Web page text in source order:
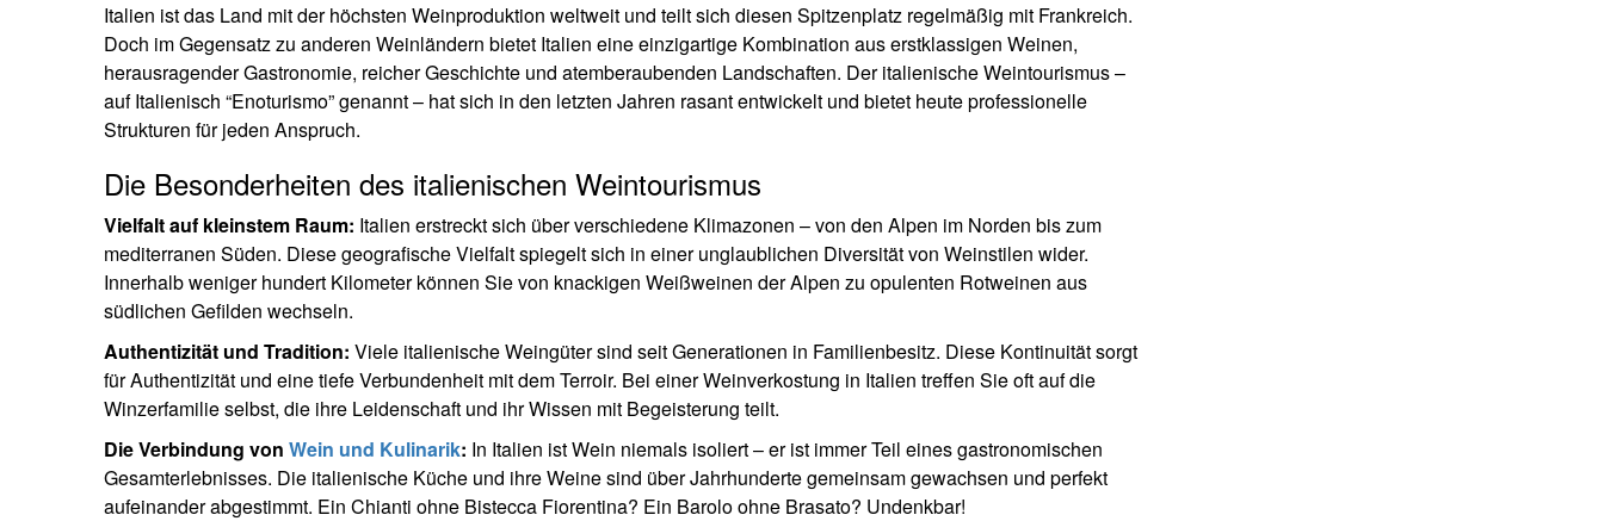
Italien ist das Land mit der höchsten Weinproduktion weltweit und teilt sich diesen Spitzenplatz regelmäßig mit Frankreich.
Doch im Gegensatz zu anderen Weinländern bietet Italien eine einzigartige Kombination aus erstklassigen Weinen,
herausragender Gastronomie, reicher Geschichte und atemberaubenden Landschaften. Der italienische Weintourismus –
auf Italienisch “Enoturismo” genannt – hat sich in den letzten Jahren rasant entwickelt und bietet heute professionelle
Strukturen für jeden Anspruch.
Die Besonderheiten des italienischen Weintourismus
Vielfalt auf kleinstem Raum: Italien erstreckt sich über verschiedene Klimazonen – von den Alpen im Norden bis zum
mediterranen Süden. Diese geografische Vielfalt spiegelt sich in einer unglaublichen Diversität von Weinstilen wider.
Innerhalb weniger hundert Kilometer können Sie von knackigen Weißweinen der Alpen zu opulenten Rotweinen aus
südlichen Gefilden wechseln.
Authentizität und Tradition: Viele italienische Weingüter sind seit Generationen in Familienbesitz. Diese Kontinuität sorgt
für Authentizität und eine tiefe Verbundenheit mit dem Terroir. Bei einer Weinverkostung in Italien treffen Sie oft auf die
Winzerfamilie selbst, die ihre Leidenschaft und ihr Wissen mit Begeisterung teilt.
Die Verbindung von Wein und Kulinarik: In Italien ist Wein niemals isoliert – er ist immer Teil eines gastronomischen
Gesamterlebnisses. Die italienische Küche und ihre Weine sind über Jahrhunderte gemeinsam gewachsen und perfekt
aufeinander abgestimmt. Ein Chianti ohne Bistecca Fiorentina? Ein Barolo ohne Brasato? Undenkbar!